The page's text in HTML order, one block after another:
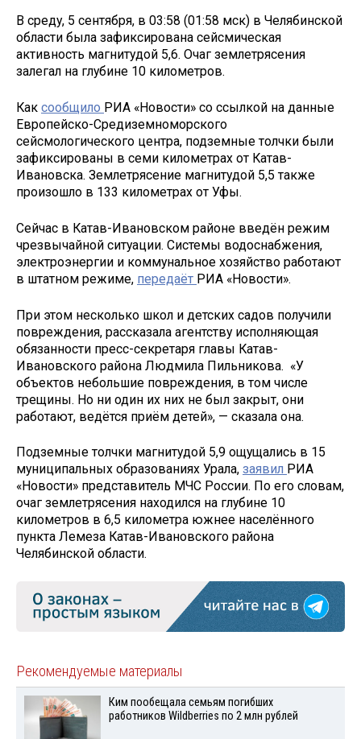
В среду, 5 сентября, в 03:58 (01:58 мск) в Челябинской
области была зафиксирована сейсмическая
активность магнитудой 5,6. Очаг землетрясения
залегал на глубине 10 километров.
Как сообщило РИА «Новости» со ссылкой на данные
Европейско-Средиземноморского
сейсмологического центра, подземные толчки были
зафиксированы в семи километрах от Катав-
Ивановска. Землетрясение магнитудой 5,5 также
произошло в 133 километрах от Уфы.
Сейчас в Катав-Ивановском районе введён режим
чрезвычайной ситуации. Системы водоснабжения,
электроэнергии и коммунальное хозяйство работают
в штатном режиме, передаёт РИА «Новости».
При этом несколько школ и детских садов получили
повреждения, рассказала агентству исполняющая
обязанности пресс-секретаря главы Катав-
Ивановского района Людмила Пильникова. «У
объектов небольшие повреждения, в том числе
трещины. Но ни один их них не был закрыт, они
работают, ведётся приём детей», — сказала она.
Подземные толчки магнитудой 5,9 ощущались в 15
муниципальных образованиях Урала, заявил РИА
«Новости» представитель МЧС России. По его словам,
очаг землетрясения находился на глубине 10
километров в 6,5 километра южнее населённого
пункта Лемеза Катав-Ивановского района
Челябинской области.
Рекомендуемые материалы
Ким пообещала семьям погибших
работников Wildberries по 2 млн рублей